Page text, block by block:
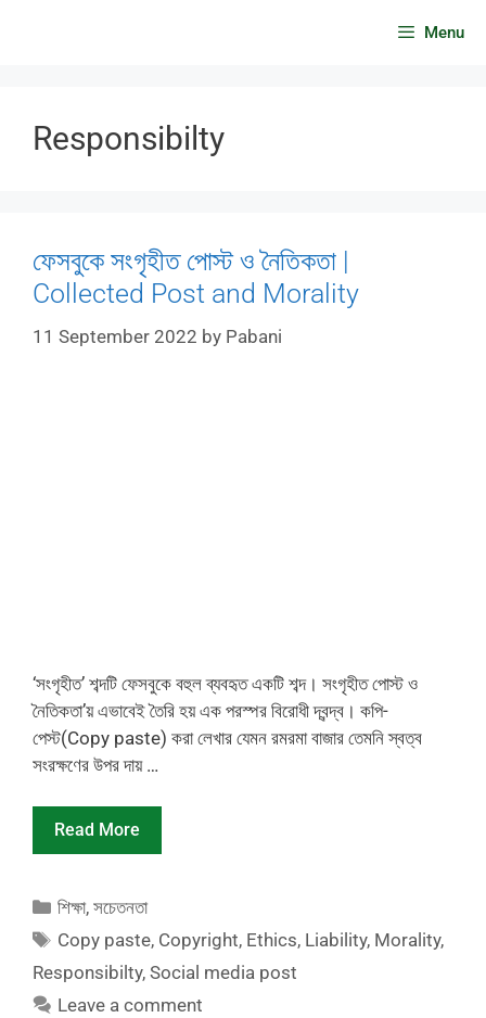
Menu
Responsibilty
ফেসবুকে সংগৃহীত পোস্ট ও নৈতিকতা |
Collected Post and Morality
11 September 2022 by Pabani
‘সংগৃহীত’ শব্দটি ফেসবুকে বহুল ব্যবহৃত একটি শব্দ। সংগৃহীত পোস্ট ও
নৈতিকতা’য় এভাবেই তৈরি হয় এক পরস্পর বিরোধী দ্বন্দ্ব। কপি-
পেস্ট(Copy paste) করা লেখার যেমন রমরমা বাজার তেমনি স্বত্ব
সংরক্ষণের উপর দায় …
Read More
Categories
শিক্ষা,সচেতনতা
Tags
Copy paste, Copyright, Ethics, Liability, Morality,
Responsibilty, Social media post
Leave a comment